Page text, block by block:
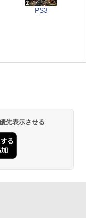
PS3
先表示させる